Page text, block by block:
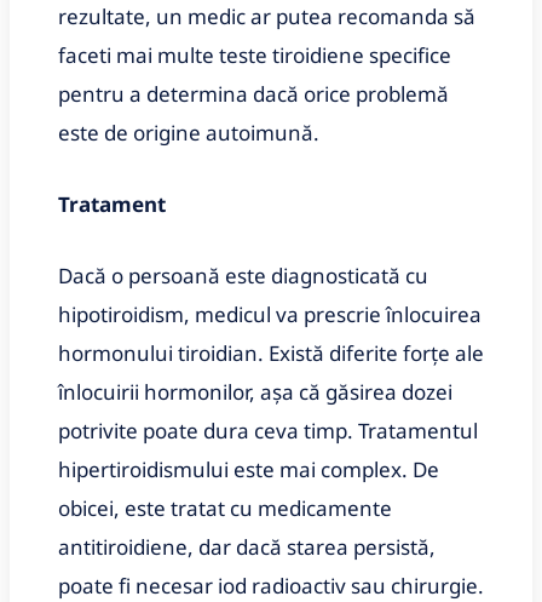
rezultate, un medic ar putea recomanda să
faceti mai multe teste tiroidiene specifice
pentru a determina dacă orice problemă
este de origine autoimună.
Tratament
Dacă o persoană este diagnosticată cu
hipotiroidism, medicul va prescrie înlocuirea
hormonului tiroidian. Există diferite forțe ale
înlocuirii hormonilor, așa că găsirea dozei
potrivite poate dura ceva timp. Tratamentul
hipertiroidismului este mai complex. De
obicei, este tratat cu medicamente
antitiroidiene, dar dacă starea persistă,
poate fi necesar iod radioactiv sau chirurgie.